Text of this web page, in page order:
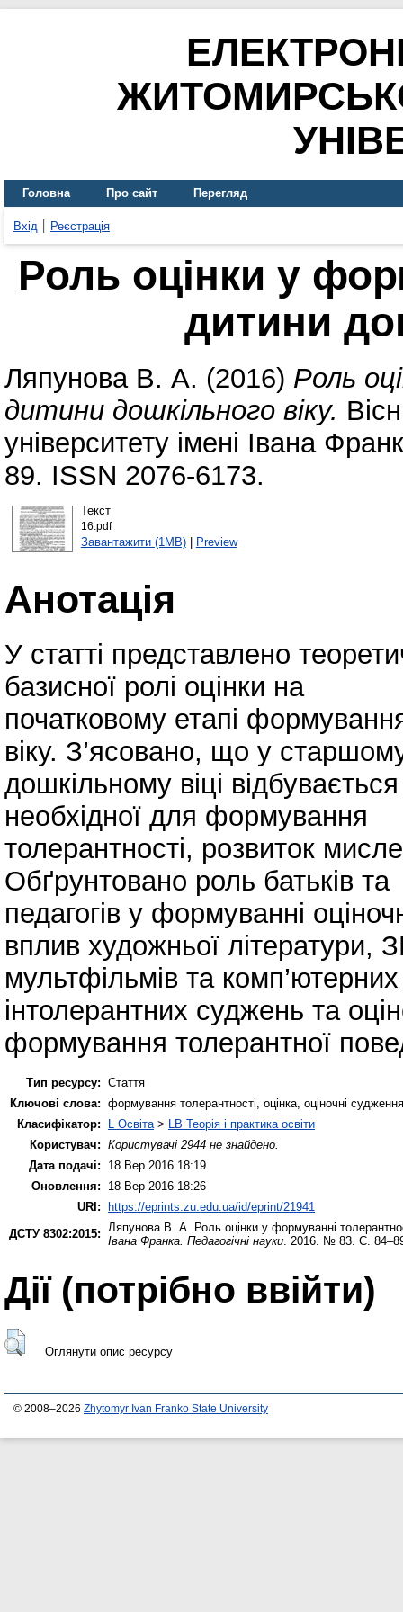
Головна Про сайт Перегляд
Вхід Реєстрація
Роль оцінки у
дитини
Ляпунова В. А. (2016) Роль
дитини дошкільного віку.
університету імені Івана
89. ISSN 2076-6173.
Текст
16.pdf
Завантажити (1MB)| Preview
Анотація
У статті представлено
базисної ролі оцінки на
початковому етапі
віку. З’ясовано, що у
дошкільному віці
необхідної для формування
толерантності, розвиток
Обґрунтовано роль батьків та
педагогів у формуванні
вплив художньої літератури,
мультфільмів та комп’ютерних
інтолерантних суджень та
формування толерантної
Тип ресурсу: Стаття
Ключові слова: формування толерантності, оцінка, оціночні
Класифікатор:
L Освіта > LB Теорія і практика освіти
Користувач: Користувачі 2944 не знайдено.
Дата подачі:
18 Вер 2016 18:19
Оновлення:
18 Вер 2016 18:26
URI: https://eprints.zu.edu.ua/id/eprint/21941
ДСТУ 8302:2015:
Ляпунова В. А. Роль оцінки у формуванні
Івана Франка. Педагогічні науки . 2016. № 83. С.
Дії ​​(потрібно ввійти)
Оглянути опис ресурсу
© 2008–2026 Zhytomyr Ivan Franko State University